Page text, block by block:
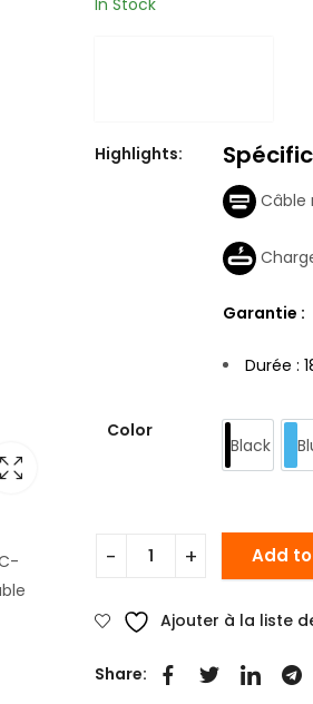
Highlights:
Câble
Garantie :
Durée :
Color
Black
Add
Ajouter à la liste
Share: